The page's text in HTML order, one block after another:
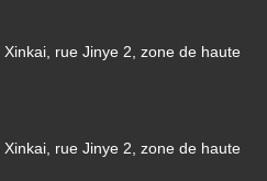
rue Jinye 2, zone de haute
rue Jinye 2, zone de haute